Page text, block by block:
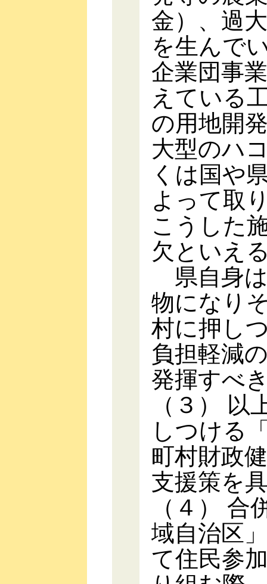
金）、過
を生んで
企業団事
えている
の用地開
大型のハ
くは国や
よって取
こうした
欠といえ
県自身
物になり
村に押し
負担軽減
発揮すべ
（３）
しつける
町村財政
支援策を
（４）
域自治区
て住民参